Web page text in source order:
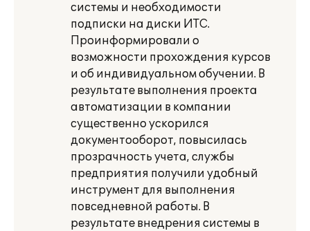
системы и необходимости
подписки на диски ИТС.
Проинформировали о
возможности прохождения курсов
и об индивидуальном обучении. В
результате выполнения проекта
автоматизации в компании
существенно ускорился
документооборот, повысилась
прозрачность учета, службы
предприятия получили удобный
инструмент для выполнения
повседневной работы. В
результате внедрения системы в